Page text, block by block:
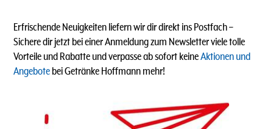
Erfrischende Neuigkeiten liefern wir dir direkt ins Postfach–
Sichere dir jetzt bei einer Anmeldung zum Newsletter viele tolle
Vorteile und Rabatte und verpasse ab sofort keineAktionen und
Angebote bei Getränke Hoffmann mehr!